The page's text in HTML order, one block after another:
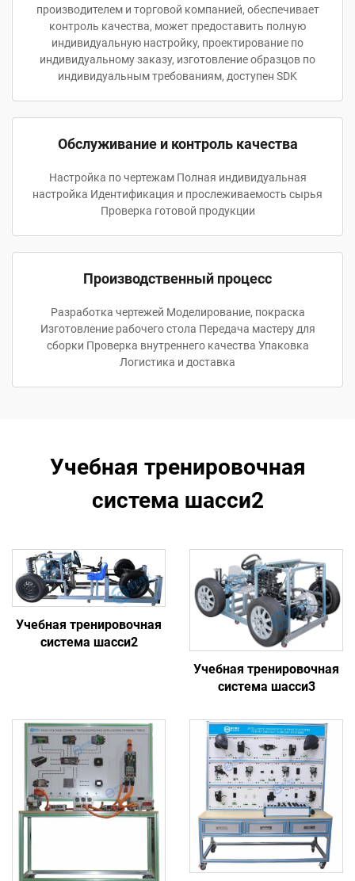
производителем и торговой компанией, обеспечивает
контроль качества, может предоставить полную
индивидуальную настройку, проектирование по
индивидуальному заказу, изготовление образцов по
индивидуальным требованиям, доступен SDK
Обслуживание и контроль качества
Настройка по чертежам Полная индивидуальная
настройка Идентификация и прослеживаемость сырья
Проверка готовой продукции
Производственный процесс
Разработка чертежей Моделирование, покраска
Изготовление рабочего стола Передача мастеру для
сборки Проверка внутреннего качества Упаковка
Логистика и доставка
Учебная тренировочная
система шасси2
Учебная тренировочная
система шасси2
Учебная тренировочная
система шасси3